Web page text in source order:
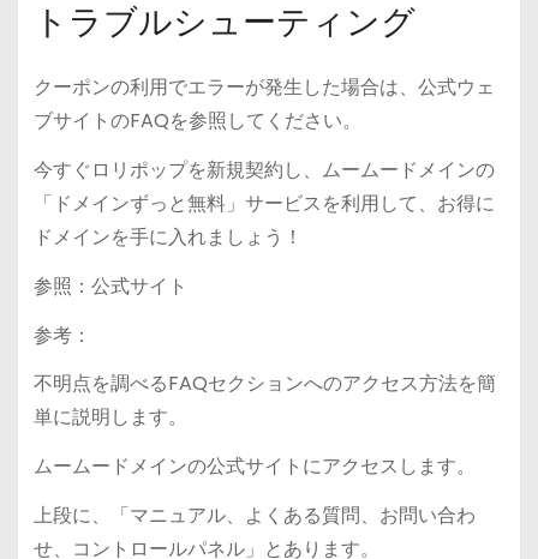
トラブルシューティング
クーポンの利用でエラーが発生した場合は、公式ウェ
ブサイトのFAQを参照してください。
今すぐロリポップを新規契約し、ムームードメインの
「ドメインずっと無料」サービスを利用して、お得に
ドメインを手に入れましょう！
参照：公式サイト
参考：
不明点を調べるFAQセクションへのアクセス方法を簡
単に説明します。
ムームードメインの公式サイトにアクセスします。
上段に、「マニュアル、よくある質問、お問い合わ
せ、コントロールパネル」とあります。